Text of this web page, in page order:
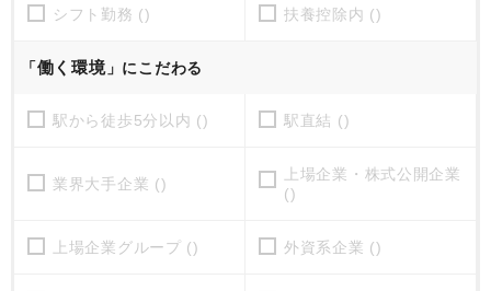
シフト勤務 () 扶養控除内 ()
「働く環境」にこだわる
駅から徒歩5分以内 () 駅直結 ()
業界大手企業 ()
上場企業・株式公開企業
()
上場企業グループ () 外資系企業 ()